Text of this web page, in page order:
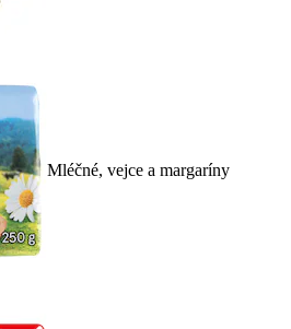
Mléčné, vejce a margaríny